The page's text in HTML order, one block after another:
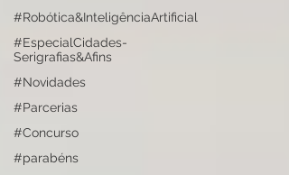
#Robótica&InteligênciaArtificial
#EspecialCidades-
Serigrafias&Afins
#Novidades
#Parcerias
#Concurso
#parabéns